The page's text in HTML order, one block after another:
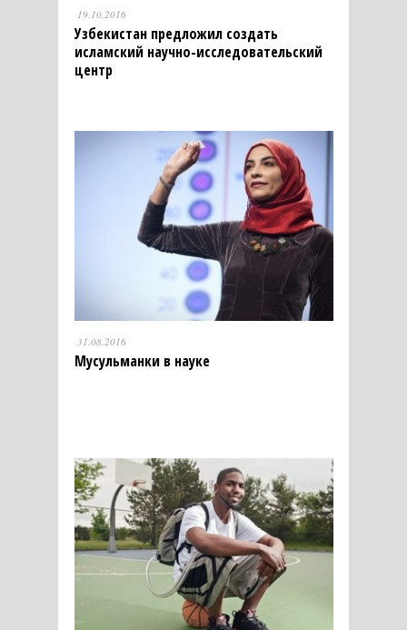
19.10.2016
Узбекистан предложил создать
исламский научно-исследовательский
центр
31.08.2016
Мусульманки в науке